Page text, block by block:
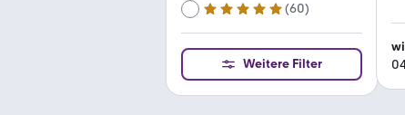
ab
5 Sterne (60)
Weitere Filter